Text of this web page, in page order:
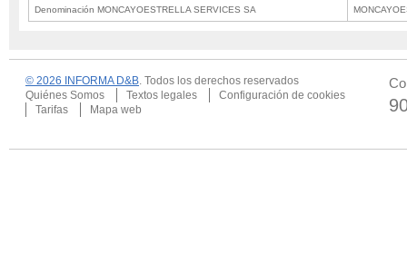
Denominación MONCAYOESTRELLA SERVICES SA
© 2026 INFORMA D&B. Todos los derechos reservados
Quiénes Somos
Textos legales
Configuración de cookies
Tarifas
Mapa web